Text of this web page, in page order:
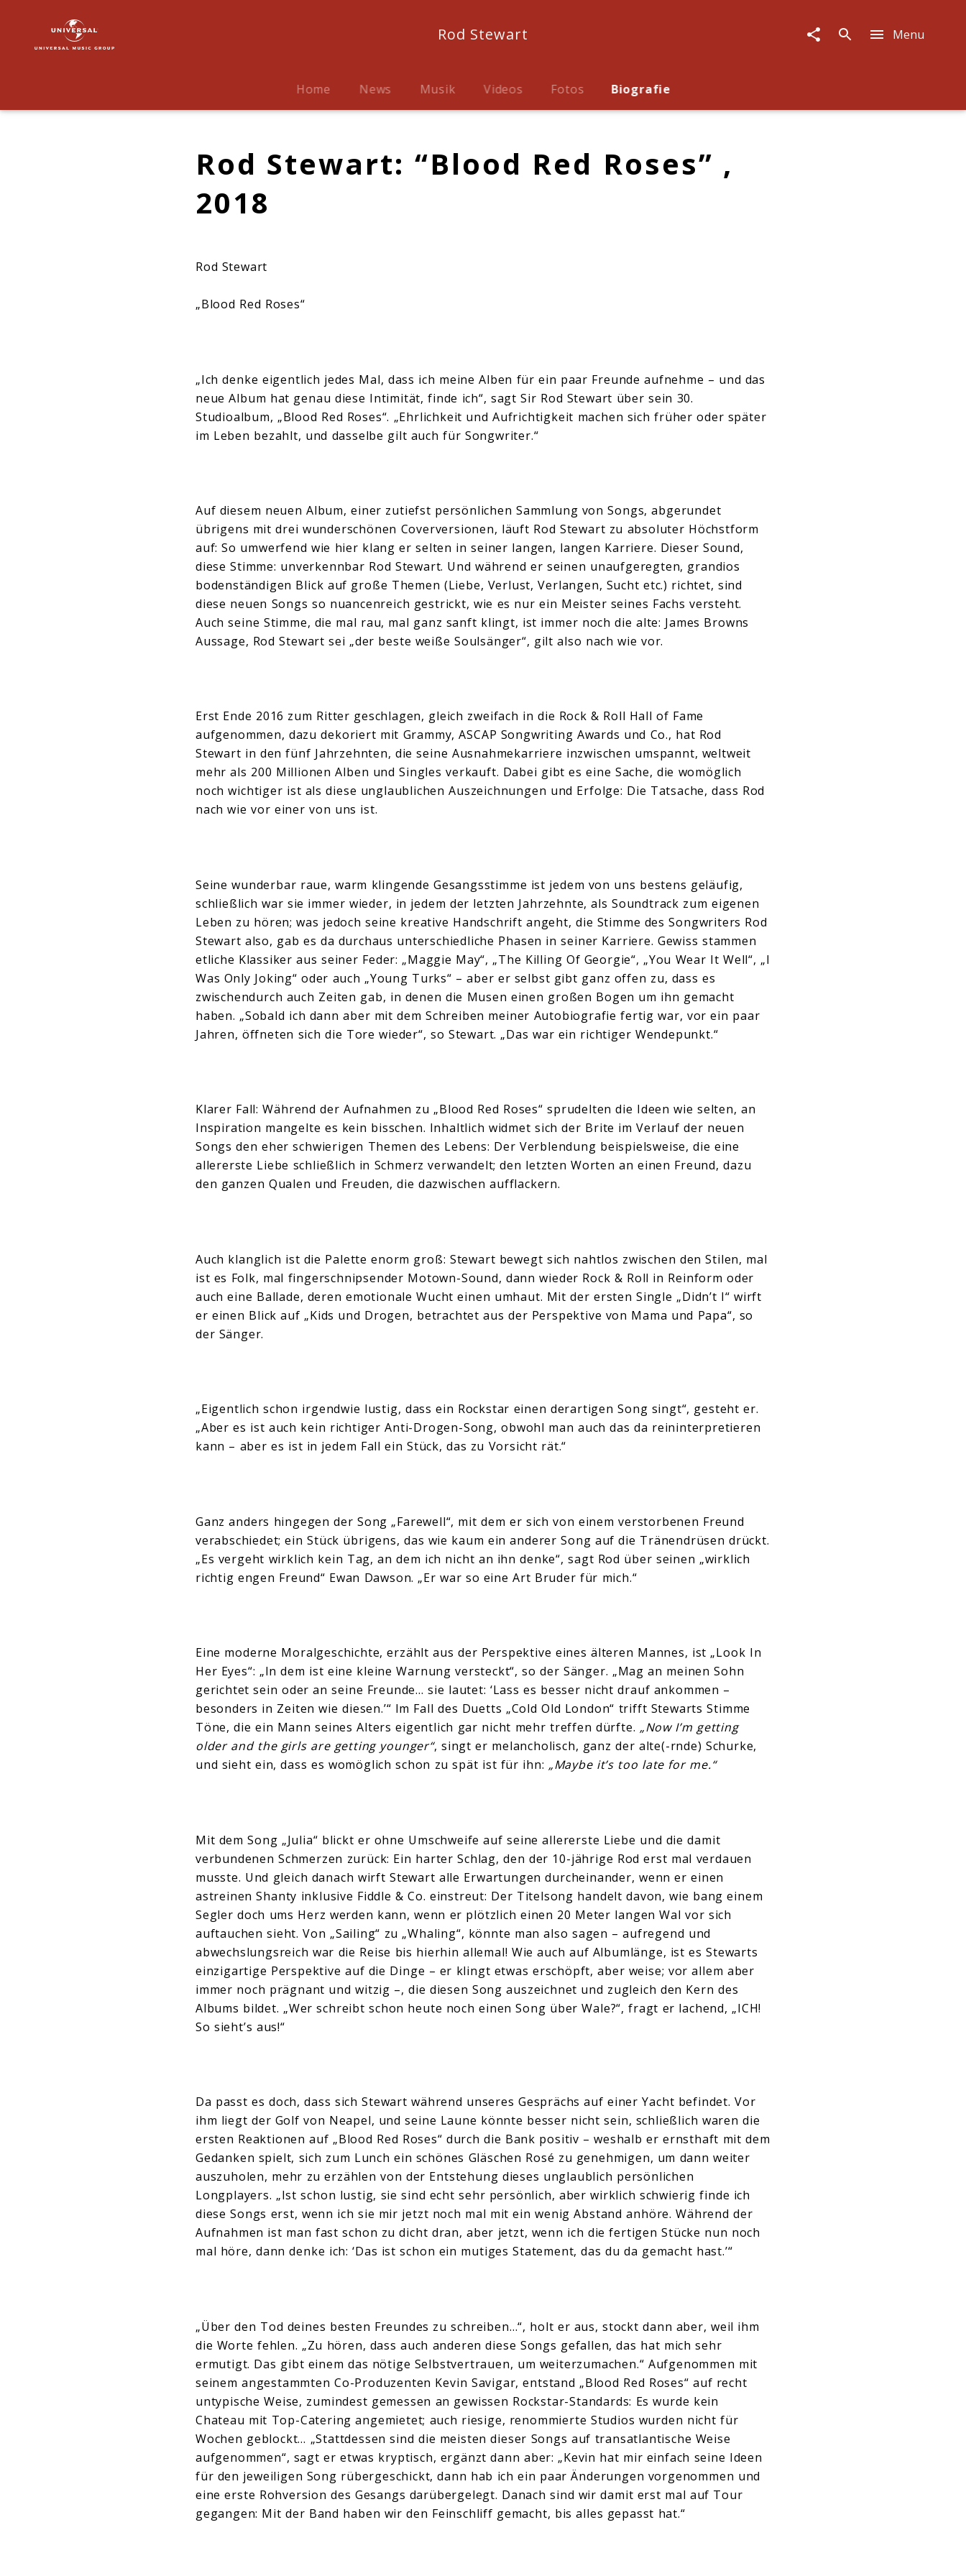
Rod Stewart Menu
Home News Musik Videos Fotos Biografie
Rod Stewart: “Blood Red Roses” ,
2018
Rod Stewart
„Blood Red Roses“
„Ich denke eigentlich jedes Mal, dass ich meine Alben für ein paar Freunde aufnehme – und das
neue Album hat genau diese Intimität, finde ich“, sagt Sir Rod Stewart über sein 30.
Studioalbum, „Blood Red Roses“. „Ehrlichkeit und Aufrichtigkeit machen sich früher oder später
im Leben bezahlt, und dasselbe gilt auch für Songwriter.“
Auf diesem neuen Album, einer zutiefst persönlichen Sammlung von Songs, abgerundet
übrigens mit drei wunderschönen Coverversionen, läuft Rod Stewart zu absoluter Höchstform
auf: So umwerfend wie hier klang er selten in seiner langen, langen Karriere. Dieser Sound,
diese Stimme: unverkennbar Rod Stewart. Und während er seinen unaufgeregten, grandios
bodenständigen Blick auf große Themen (Liebe, Verlust, Verlangen, Sucht etc.) richtet, sind
diese neuen Songs so nuancenreich gestrickt, wie es nur ein Meister seines Fachs versteht.
Auch seine Stimme, die mal rau, mal ganz sanft klingt, ist immer noch die alte: James Browns
Aussage, Rod Stewart sei „der beste weiße Soulsänger“, gilt also nach wie vor.
Erst Ende 2016 zum Ritter geschlagen, gleich zweifach in die Rock & Roll Hall of Fame
aufgenommen, dazu dekoriert mit Grammy, ASCAP Songwriting Awards und Co., hat Rod
Stewart in den fünf Jahrzehnten, die seine Ausnahmekarriere inzwischen umspannt, weltweit
mehr als 200 Millionen Alben und Singles verkauft. Dabei gibt es eine Sache, die womöglich
noch wichtiger ist als diese unglaublichen Auszeichnungen und Erfolge: Die Tatsache, dass Rod
nach wie vor einer von uns ist.
Seine wunderbar raue, warm klingende Gesangsstimme ist jedem von uns bestens geläufig,
schließlich war sie immer wieder, in jedem der letzten Jahrzehnte, als Soundtrack zum eigenen
Leben zu hören; was jedoch seine kreative Handschrift angeht, die Stimme des Songwriters Rod
Stewart also, gab es da durchaus unterschiedliche Phasen in seiner Karriere. Gewiss stammen
etliche Klassiker aus seiner Feder: „Maggie May“, „The Killing Of Georgie“, „You Wear It Well“, „I
Was Only Joking“ oder auch „Young Turks“ – aber er selbst gibt ganz offen zu, dass es
zwischendurch auch Zeiten gab, in denen die Musen einen großen Bogen um ihn gemacht
haben. „Sobald ich dann aber mit dem Schreiben meiner Autobiografie fertig war, vor ein paar
Jahren, öffneten sich die Tore wieder“, so Stewart. „Das war ein richtiger Wendepunkt.“
Klarer Fall: Während der Aufnahmen zu „Blood Red Roses“ sprudelten die Ideen wie selten, an
Inspiration mangelte es kein bisschen. Inhaltlich widmet sich der Brite im Verlauf der neuen
Songs den eher schwierigen Themen des Lebens: Der Verblendung beispielsweise, die eine
allererste Liebe schließlich in Schmerz verwandelt; den letzten Worten an einen Freund, dazu
den ganzen Qualen und Freuden, die dazwischen aufflackern.
Auch klanglich ist die Palette enorm groß: Stewart bewegt sich nahtlos zwischen den Stilen, mal
ist es Folk, mal fingerschnipsender Motown-Sound, dann wieder Rock & Roll in Reinform oder
auch eine Ballade, deren emotionale Wucht einen umhaut. Mit der ersten Single „Didn’t I“ wirft
er einen Blick auf „Kids und Drogen, betrachtet aus der Perspektive von Mama und Papa“, so
der Sänger.
„Eigentlich schon irgendwie lustig, dass ein Rockstar einen derartigen Song singt“, gesteht er.
„Aber es ist auch kein richtiger Anti-Drogen-Song, obwohl man auch das da reininterpretieren
kann – aber es ist in jedem Fall ein Stück, das zu Vorsicht rät.“
Ganz anders hingegen der Song „Farewell“, mit dem er sich von einem verstorbenen Freund
verabschiedet; ein Stück übrigens, das wie kaum ein anderer Song auf die Tränendrüsen drückt.
„Es vergeht wirklich kein Tag, an dem ich nicht an ihn denke“, sagt Rod über seinen „wirklich
richtig engen Freund“ Ewan Dawson. „Er war so eine Art Bruder für mich.“
Eine moderne Moralgeschichte, erzählt aus der Perspektive eines älteren Mannes, ist „Look In
Her Eyes“: „In dem ist eine kleine Warnung versteckt“, so der Sänger. „Mag an meinen Sohn
gerichtet sein oder an seine Freunde… sie lautet: ‘Lass es besser nicht drauf ankommen –
besonders in Zeiten wie diesen.’“ Im Fall des Duetts „Cold Old London“ trifft Stewarts Stimme
Töne, die ein Mann seines Alters eigentlich gar nicht mehr treffen dürfte. „Now I’m getting
older and the girls are getting younger“, singt er melancholisch, ganz der alte(-rnde) Schurke,
und sieht ein, dass es womöglich schon zu spät ist für ihn: „Maybe it’s too late for me.“
Mit dem Song „Julia“ blickt er ohne Umschweife auf seine allererste Liebe und die damit
verbundenen Schmerzen zurück: Ein harter Schlag, den der 10-jährige Rod erst mal verdauen
musste. Und gleich danach wirft Stewart alle Erwartungen durcheinander, wenn er einen
astreinen Shanty inklusive Fiddle & Co. einstreut: Der Titelsong handelt davon, wie bang einem
Segler doch ums Herz werden kann, wenn er plötzlich einen 20 Meter langen Wal vor sich
auftauchen sieht. Von „Sailing“ zu „Whaling“, könnte man also sagen – aufregend und
abwechslungsreich war die Reise bis hierhin allemal! Wie auch auf Albumlänge, ist es Stewarts
einzigartige Perspektive auf die Dinge – er klingt etwas erschöpft, aber weise; vor allem aber
immer noch prägnant und witzig –, die diesen Song auszeichnet und zugleich den Kern des
Albums bildet. „Wer schreibt schon heute noch einen Song über Wale?“, fragt er lachend, „ICH!
So sieht’s aus!“
Da passt es doch, dass sich Stewart während unseres Gesprächs auf einer Yacht befindet. Vor
ihm liegt der Golf von Neapel, und seine Laune könnte besser nicht sein, schließlich waren die
ersten Reaktionen auf „Blood Red Roses“ durch die Bank positiv – weshalb er ernsthaft mit dem
Gedanken spielt, sich zum Lunch ein schönes Gläschen Rosé zu genehmigen, um dann weiter
auszuholen, mehr zu erzählen von der Entstehung dieses unglaublich persönlichen
Longplayers. „Ist schon lustig, sie sind echt sehr persönlich, aber wirklich schwierig finde ich
diese Songs erst, wenn ich sie mir jetzt noch mal mit ein wenig Abstand anhöre. Während der
Aufnahmen ist man fast schon zu dicht dran, aber jetzt, wenn ich die fertigen Stücke nun noch
mal höre, dann denke ich: ‘Das ist schon ein mutiges Statement, das du da gemacht hast.’“
„Über den Tod deines besten Freundes zu schreiben…“, holt er aus, stockt dann aber, weil ihm
die Worte fehlen. „Zu hören, dass auch anderen diese Songs gefallen, das hat mich sehr
ermutigt. Das gibt einem das nötige Selbstvertrauen, um weiterzumachen.“ Aufgenommen mit
seinem angestammten Co-Produzenten Kevin Savigar, entstand „Blood Red Roses“ auf recht
untypische Weise, zumindest gemessen an gewissen Rockstar-Standards: Es wurde kein
Chateau mit Top-Catering angemietet; auch riesige, renommierte Studios wurden nicht für
Wochen geblockt… „Stattdessen sind die meisten dieser Songs auf transatlantische Weise
aufgenommen“, sagt er etwas kryptisch, ergänzt dann aber: „Kevin hat mir einfach seine Ideen
für den jeweiligen Song rübergeschickt, dann hab ich ein paar Änderungen vorgenommen und
eine erste Rohversion des Gesangs darübergelegt. Danach sind wir damit erst mal auf Tour
gegangen: Mit der Band haben wir den Feinschliff gemacht, bis alles gepasst hat.“